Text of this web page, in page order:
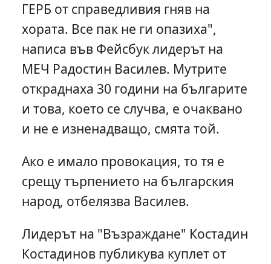
ГЕРБ от справедливия гняв на
хората. Все пак не ги опазиха",
написа във Фейсбук лидерът на
МЕЧ Радостин Василев. Мутрите
откраднаха 30 години на българите
и това, което се случва, е очаквано
и не е изненадващо, смята той.
Ако е имало провокация, то тя е
срещу търпението на българския
народ, отбелязва Василев.
Лидерът на "Възраждане" Костадин
Костадинов публикува куплет от